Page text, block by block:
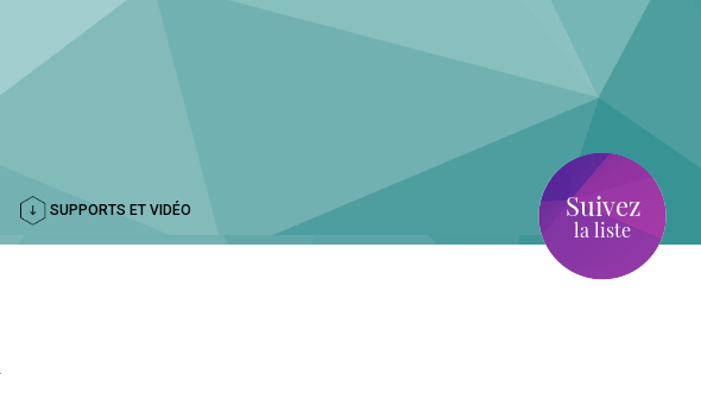
SUPPORTS ET VIDÉO Suivez
la liste